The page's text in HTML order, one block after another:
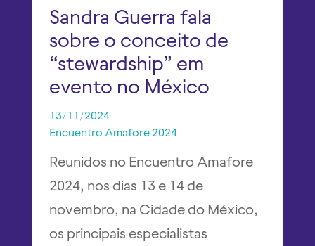
Sandra Guerra fala
sobre o conceito de
“stewardship” em
evento no México
13/11/2024
Encuentro Amafore 2024
Reunidos no Encuentro Amafore
2024, nos dias 13 e 14 de
novembro, na Cidade do México,
os principais especialistas